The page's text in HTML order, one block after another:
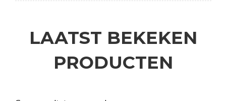
LAATST BEKEKEN
PRODUCTEN